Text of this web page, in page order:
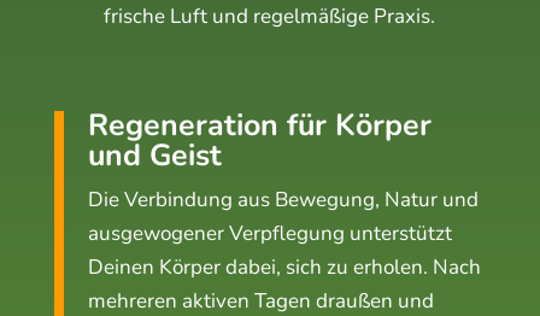
frische Luft und regelmäßige Praxis.
Regeneration für Körper
und Geist
Die Verbindung aus Bewegung, Natur und
ausgewogener Verpflegung unterstützt
Deinen Körper dabei, sich zu erholen. Nach
mehreren aktiven Tagen draußen und